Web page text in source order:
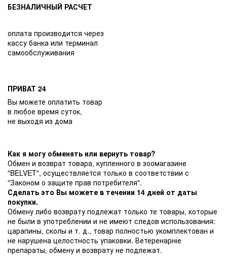
БЕЗНАЛИЧНЫЙ РАСЧЕТ
оплата производится через
кассу банка или терминал
самообслуживания
ПРИВАТ 24
Вы можете оплатить товар
в любое время суток,
не выходя из дома
Как я могу обменять или вернуть товар?
Обмен и возврат товара, купленного в зоомагазине
"BELVET", осуществляется только в соответствии с
"Законом о защите прав потребителя".
Сделать это Вы можете в течении 14 дней от даты
покупки.
Обмену либо возврату подлежат только те товары, которые
не были в употреблении и не имеют следов использования:
царапины, сколы и т. д., товар полностью укомплектован и
не нарушена целостность упаковки. Ветеренарніе
препараты, обмену и возврату не подлежат.